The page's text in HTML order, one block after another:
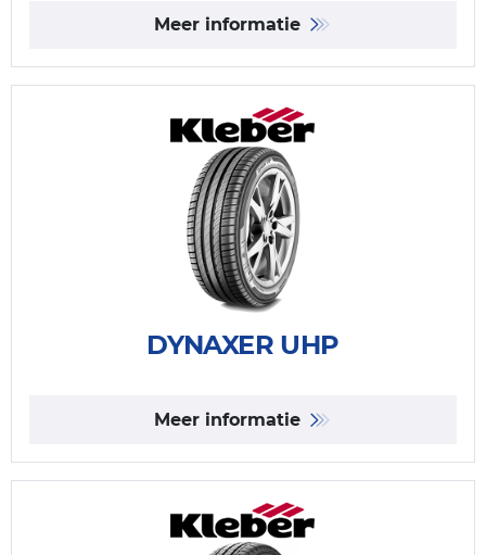
Meer informatie
DYNAXER UHP
Meer informatie